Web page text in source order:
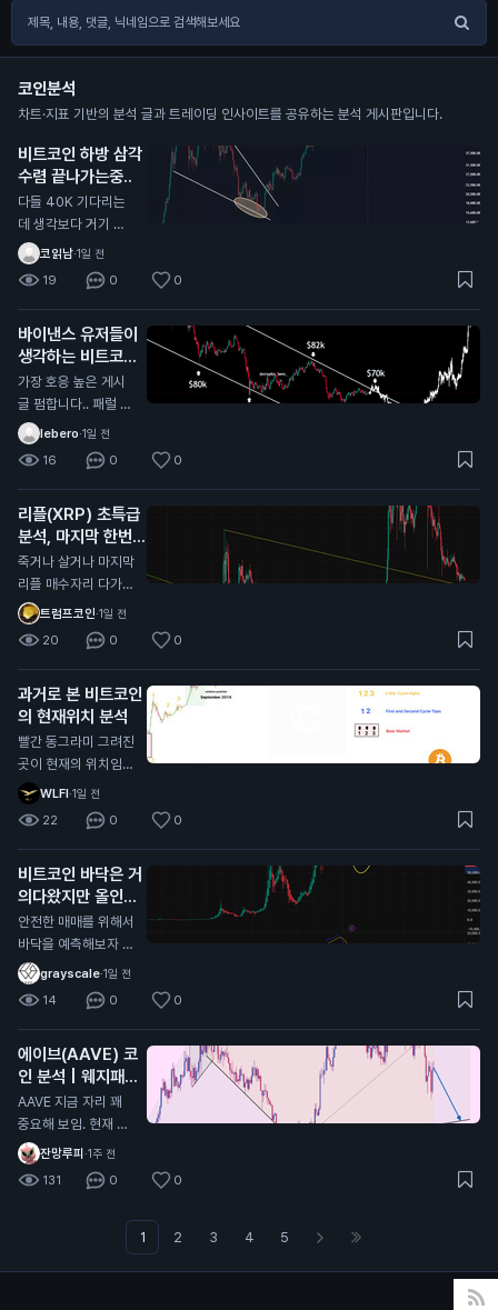
코인분석
차트·지표 기반의 분석 글과 트레이딩 인사이트를 공유하는 분석 게시판입니다.
비트코인 하방 삼각
수렴 끝나가는중..
다들 40K 기다리는
데 생각보다 거기 안
올수도 있음 내가 한
국,해외 전부 커뮤 둘
러본 결과 그 자리에
서 풀매수 기다리는
개미들이 너무많음
코읽남·1일 전
19 0 0
바이낸스 유저들이
생각하는 비트코인
바닥
가장 호응 높은 게시
글 펌합니다.. 패럴 채
널안에서 하방으로 밀
리는중인데 패럴 중단
맞고 올라갈거라는 의
견에 가장 많이 댓글
달렸네요 시기적으로
도 10월이 주기와도
딱 떨어져서 얼마나
버텨주는지 잘봐야할
듯?
lebero·1일 전
16 0 0
리플(XRP) 초특급
분석, 마지막 한번
받아볼만한 자리 오
는중
죽거나 살거나 마지막
리플 매수자리 다가오
는중 대략 0.95불 근
처 저기가 깨진다면
다른 알트코인과 마찬
가지로 그냥 추세가
다깨진거라 죽으러 가
는거고 (0.55달러 수
준까지) 유일하게 리
플만 현재 알트 차트
중에 살아있는데 (잡
코제외) 저기를 지켜
주면 저기가 찐바닥
임, 물론 저 지지선을
타고 흐를순있는데 저
기만 안깨지면됨
트럼프코인·1일 전
20 0 0
과거로 본 비트코인
의 현재위치 분석
빨간 동그라미 그려진
곳이 현재의 위치임
각종 지표로 봤을때도
일치하고 시기적으로
도 똑같음 개인적으로
싸이클대로 상방,하방
으로 움직이는거는 이
번이 마지막일거라고
봄 비트코인 전체 차
트로 봤을때 현재 어
센딩트라이앵글 모양
이라서 비트가 0원가
거나 위로 계속 쏘거
나 할거라고 생각한다
WLFI·1일 전
22 0 0
비트코인 바닥은 거
의다왔지만 올인은
금지
안전한 매매를 위해서
바닥을 예측해보자 현
재 자리에서 풀매수는
비추하는 이유 1. 하이
킨아시 주봉이 아직까
지 음봉형태 2. MAC
D 모양이 아직 바닥
안쪽으로 더 들어가야
함 3. 스톡캐스틱 모
양 또한 쌍바닥형태로
내려가고 있는 진행형
상태라 추가하락(살
짝)이 남아있을 확률
면 풀매수하냐? 그건
또 아님 지금부터 서
grayscale·1일 전
14 0 0
에이브(AAVE) 코
인 분석 | 웨지패턴
발생중
AAVE 지금 자리 꽤
중요해 보임. 현재 대
형 웨지 하단 지지선
인 96.3달러 부근 테
스트 중임. 여기 지켜
잔망루피 ·1주 전
131 0 0
1 2 3 4 5